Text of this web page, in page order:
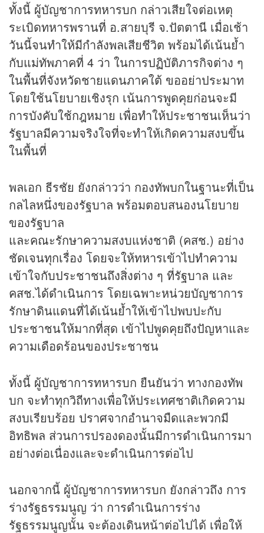
ทั้งนี้ ผู้บัญชาการทหารบก กล่าวเสียใจต่อเหตุ
ระเบิดทหารพรานที่ อ.สายบุรี จ.ปัตตานี เมื่อเช้า
วันนี้จนทำให้มีกำลังพลเสียชีวิต พร้อมได้เน้นย้ำ
กับแม่ทัพภาคที่ 4 ว่า ในการปฏิบัติภารกิจต่าง ๆ
ในพื้นที่จังหวัดชายแดนภาคใต้ ขออย่าประมาท
โดยใช้นโยบายเชิงรุก เน้นการพูดคุยก่อนจะมี
การบังคับใช้กฎหมาย เพื่อทำให้ประชาชนเห็นว่า
รัฐบาลมีความจริงใจที่จะทำให้เกิดความสงบขึ้น
ในพื้นที่
พลเอก ธีรชัย ยังกล่าวว่า กองทัพบกในฐานะที่เป็น
กลไลหนึ่งของรัฐบาล พร้อมตอบสนองนโยบาย
ของรัฐบาล
และคณะรักษาความสงบแห่งชาติ (คสช.) อย่าง
ชัดเจนทุกเรื่อง โดยจะให้ทหารเข้าไปทำความ
เข้าใจกับประชาชนถึงสิ่งต่าง ๆ ที่รัฐบาล และ
คสช.ได้ดำเนินการ โดยเฉพาะหน่วยบัญชาการ
รักษาดินแดนที่ได้เน้นย้ำให้เข้าไปพบปะกับ
ประชาชนให้มากที่สุด เข้าไปพูดคุยถึงปัญหาและ
ความเดือดร้อนของประชาชน
ทั้งนี้ ผู้บัญชาการทหารบก ยืนยันว่า ทางกองทัพ
บก จะทำทุกวิถีทางเพื่อให้ประเทศชาติเกิดความ
สงบเรียบร้อย ปราศจากอำนาจมืดและพวกมี
อิทธิพล ส่วนการปรองดองนั้นมีการดำเนินการมา
อย่างต่อเนื่องและจะดำเนินการต่อไป
นอกจากนี้ ผู้บัญชาการทหารบก ยังกล่าวถึง การ
ร่างรัฐธรรมนูญ ว่า การดำเนินการร่าง
รัฐธรรมนูญนั้น จะต้องเดินหน้าต่อไปได้ เพื่อให้